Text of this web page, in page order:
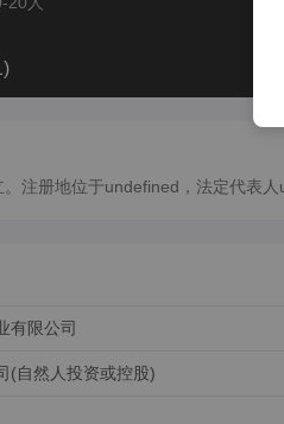
注册地位于undefined，法定代表
有限公司
(自然人投资或控股)